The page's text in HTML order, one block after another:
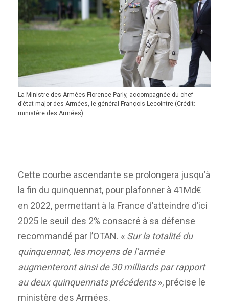
La Ministre des Armées Florence Parly, accompagnée du chef
d’état-major des Armées, le général François Lecointre (Crédit:
ministère des Armées)
Cette courbe ascendante se prolongera jusqu’à
la fin du quinquennat, pour plafonner à 41Md€
en 2022, permettant à la France d’atteindre d’ici
2025 le seuil des 2% consacré à sa défense
recommandé par l’OTAN. « Sur la totalité du
quinquennat, les moyens de l’armée
augmenteront ainsi de 30 milliards par rapport
au deux quinquennats précédents», précise le
ministère des Armées.